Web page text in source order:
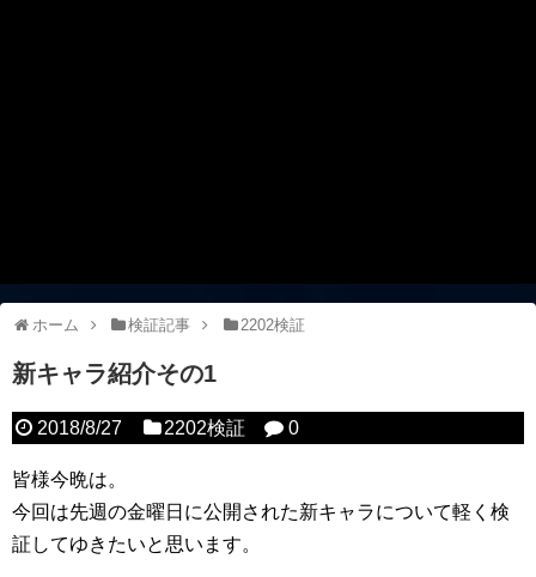
ホーム 検証記事 2202検証
新キャラ紹介その1
2018/8/27 2202検証 0
皆様今晩は。
今回は先週の金曜日に公開された新キャラについて軽く検
証してゆきたいと思います。